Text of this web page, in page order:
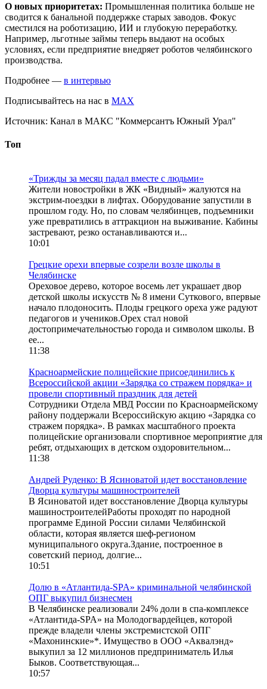
О новых приоритетах: Промышленная политика больше не
сводится к банальной поддержке старых заводов. Фокус
сместился на роботизацию, ИИ и глубокую переработку.
Например, льготные займы теперь выдают на особых
условиях, если предприятие внедряет роботов челябинского
производства.
Подробнее — в интервью
Подписывайтесь на нас в MAХ
Источник: Канал в МАКС "Коммерсантъ Южный Урал"
Топ
«Трижды за месяц падал вместе с людьми»
Жители новостройки в ЖК «Видный» жалуются на
экстрим-поездки в лифтах. Оборудование запустили в
прошлом году. Но, по словам челябинцев, подъемники
уже превратились в аттракцион на выживание. Кабины
застревают, резко останавливаются и...
10:01
Грецкие орехи впервые созрели возле школы в
Челябинске
Ореховое дерево, которое восемь лет украшает двор
детской школы искусств № 8 имени Суткового, впервые
начало плодоносить. Плоды грецкого ореха уже радуют
педагогов и учеников.Орех стал новой
достопримечательностью города и символом школы. В
ее...
11:38
Красноармейские полицейские присоединились к
Всероссийской акции «Зарядка со стражем порядка» и
провели спортивный праздник для детей
Сотрудники Отдела МВД России по Красноармейскому
району поддержали Всероссийскую акцию «Зарядка со
стражем порядка». В рамках масштабного проекта
полицейские организовали спортивное мероприятие для
ребят, отдыхающих в детском оздоровительном...
11:38
Андрей Руденко: В Ясиноватой идет восстановление
Дворца культуры машиностроителей
В Ясиноватой идет восстановление Дворца культуры
машиностроителейРаботы проходят по народной
программе Единой России силами Челябинской
области, которая является шеф-регионом
муниципального округа.Здание, построенное в
советский период, долгие...
10:51
Долю в «Атлантида-SPA» криминальной челябинской
ОПГ выкупил бизнесмен
В Челябинске реализовали 24% доли в спа-комплексе
«Атлантида-SPA» на Молодогвардейцев, которой
прежде владели члены экстремистской ОПГ
«Махонинские»*. Имущество в ООО «Аквалэнд»
выкупил за 12 миллионов предприниматель Илья
Быков. Соответствующая...
10:57